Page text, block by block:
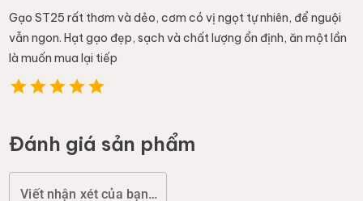
Gạo ST25 rất thơm và dẻo, cơm có vị ngọt tự nhiên, để nguội
vẫn ngon. Hạt gạo đẹp, sạch và chất lượng ổn định, ăn một lần
là muốn mua lại tiếp
Đánh giá sản phẩm
Viết nhận xét của bạn (chất lượng, đóng gói, giao hàng...)